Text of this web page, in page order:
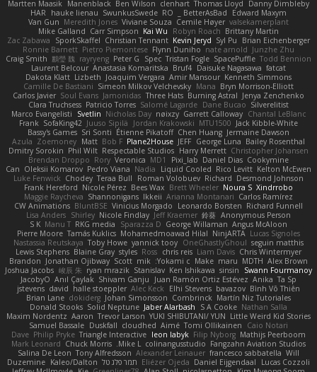
Danny Dimbleby
Thomas Lloyd
clenhart
Ben Wilson
Manenblack
Martten Maasik
Edward Maxym
BetterAsBad _
RO
SwunkusSwede
hauke lienau
HAR
valsekamerplant
Cemile Høyer
Viviane Souza
Meredith Jones
Van Gun
Brittany Martin
Robyn Roach
Kai Wu
Carr Simpson
Mike Galland
Brian Eichenberger
Syl Pu
Kevin Jeryd
Christian Tennant
SporkSkaffel
Zac Zabawa
Junzhe Zhu
nate arnold
Flynn Duniho
Pietro Piemontese
Ronnie Barnett
Todd Bennion
SpacePuffle
Tristan Fogle
Spec
Peter G
rayryeng
鸝瑩 魏
Craig Smith
fatcat
Daisuke Nagasawa
Bruf4
Anastasia Komaritska
Laurent Belcour
Kenneth Simmons
Amir Mansour
Joaquim Vergara
Lizbeth
Dakota Klatt
Bryn Morrison-Elliott
Mana
Simeon Milkov Velchevsky
Camille De Bastiani
Jenya Zenchenko
Burning Astral
Three Hats
Jamonidas
Soul Evans
Carlos Javier
Silverelitist
Dane Bucao
Salomé Lagarde
Patricio Torres
Clara Truchsess
Chantal LeBlanc
Garrett Calloway
nøixzy
Nicholas Day
Svetlin
Marco Evangelisti
Jack Kibble-White
MTU1500
Jordan Krakowski
Juuso Sipilä
SofaKing42
Frank
Jermaine Dawson
Chen Huang
Étienne Pikatoff
Sri Sonti
Bassy's Games
Bailey Rosenthal
George Luna
JEFF
Plane2House
Bob F
Matt
Zoemoney
Azula
Christopher Johansen
Harry Merrett
Respectable Studios
Phil Wilt
Dmitry Sorokin
Cookymine
Daniel Dias
Pixi_lab
MD1
Veronica
Rory
Brendan Droppo
Kelton McEwen
Rico Levitt
Liquid Cooled
Nadia
Pedro Viana
Oleksii Komarov
Can
Desmond Johnson
Richard
Roman Volobuev
Teraa Bull
Chodey
Luke Fenwick
Xindrrobo
Noura S
Brett Wheeler
Bees Wax
Nicole Pérez
Frank Hereford
Carlos Ramírez
Arianna Montanari
Ikkeii
Shannonigans
Maggie Raycheva
Richard Funnell
Leonardo Borsten
Vinicius Morgado
BluntBSE
CW Animations
Anonymous Person
鈴葵
Jeff Kraemer
Nicole Findlay
Shirley
Lisa Anders
Angus McAloon
George Willaman
Sparazza D
RKG media
Manu T
S K
Lucas Signoles
NinjARTA
Mohamedmoawad Hilal
Tamás Kuklics
Pierre Moore
seguin matthis
OneGhastlyGhoul
yannick tooy
Toby Howe
Nastassia Reutskaya
Chris Wintermyer
Liam Davis
chris reis
Ross
styles
Blaine Gray
Lewis Stephens
Alex Brown
MDTH
maru
Make
Yokami c:
mik
Scott
Jonathan Ojibway
Brandon
Swann Fourmanoy
sinsin
Ken Ishikawa
Stanislav
ryan mrazik
峻辰 朱
Joshua Jacobs
Ta Sp
Anika
Juan Ramón Ortiz Estévez
Shivam Ganju
Anıl Çaylak
JacobyO
Bình Võ Thiên
bavazov
Elhi Stevens
Alec Keck
halle stoeppler
david
jstevens
Martín Niz Tutoriales
Combrinck
Johan Simonsson
dokiderg
Brian Lane
Nathan Salla
S A Cooke
Jaber Alarbash
Solid Neptune
Donald Stooks
Little Weird Kid Stories
YUKI SHIBUTANI/ YUN
Trevor Larson
Aaron
Maxim Nordentz
Caio Notari
Tomi Ollikainen
Aimé
cloudhed
Duskfall
Samuel Bassale
Mathijs Peerboom
Filip Nyborg
leon labyk
Triangle Interactive
Philip Pryke
Dave
Fangzahn Aviation Studios
colinangusstudio
Mike L.
Chuck Morris
Mark Leonard
Will
francesco sabbatella
Alexander Leinauer
Tony Alfredsson
Salina De Leon
Lucas Cozzoli
Daniel Eijgendaal
Eliézer Ojeda תמר פלג טל Kaleo/Dalton
Duzemine